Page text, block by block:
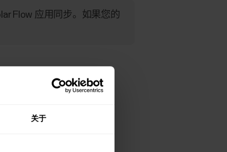
关于
Flow 应用同步。如果您的